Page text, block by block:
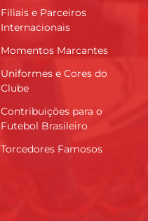
Filiais e Parceiros
Internacionais
Momentos Marcantes
Uniformes e Cores do
Clube
Contribuições para o
Futebol Brasileiro
Torcedores Famosos